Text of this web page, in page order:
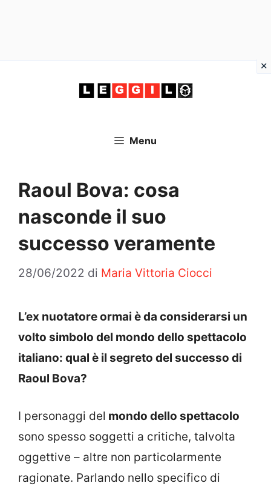
Menu
Raoul Bova: cosa
nasconde il suo
successo veramente
28/06/2022 di Maria Vittoria Ciocci
L’ex nuotatore ormai è da considerarsi un
volto simbolo del mondo dello spettacolo
italiano: qual è il segreto del successo di
Raoul Bova?
I personaggi del mondo dello spettacolo
sono spesso soggetti a critiche, talvolta
oggettive – altre non particolarmente
ragionate. Parlando nello specifico di